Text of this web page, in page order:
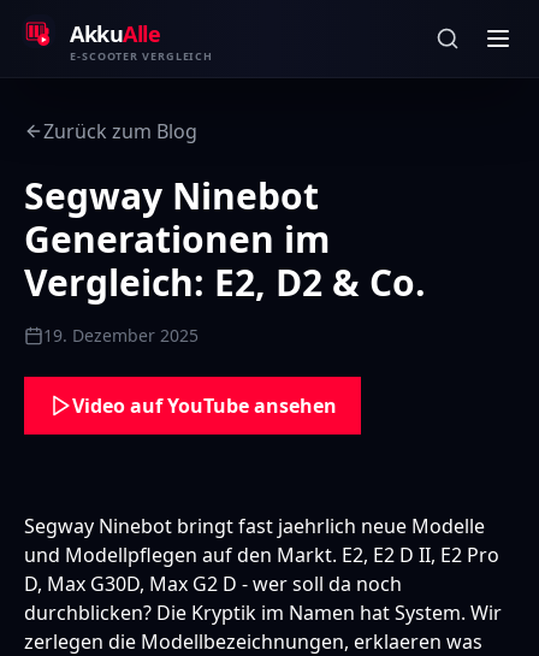
AkkuAlle
E-SCOOTER VERGLEICH
Zurück zum Blog
Segway Ninebot
Generationen im
Vergleich: E2, D2 & Co.
19. Dezember 2025
Video auf YouTube ansehen
Segway Ninebot bringt fast jaehrlich neue Modelle
und Modellpflegen auf den Markt. E2, E2 D II, E2 Pro
D, Max G30D, Max G2 D - wer soll da noch
durchblicken? Die Kryptik im Namen hat System. Wir
zerlegen die Modellbezeichnungen, erklaeren was